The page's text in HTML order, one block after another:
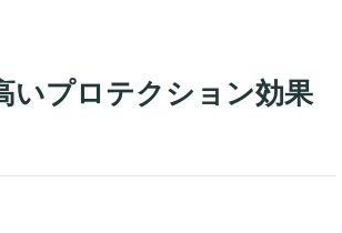
いプロテクション効果